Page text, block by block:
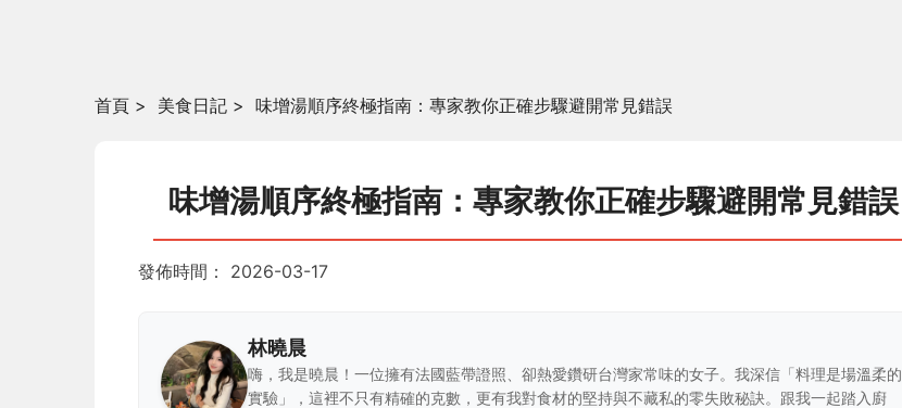
首頁 > 美食日記 > 味增湯順序終極指南：專家教你正確步驟避開常見錯誤
味增湯順序終極指南：專家教你正確步驟避開常見錯誤
發佈時間： 2026-03-17
林曉晨
嗨，我是曉晨！一位擁有法國藍帶證照、卻熱愛鑽研台灣家常味的女子。我深信「料理是場溫柔的
實驗」，這裡不只有精確的克數，更有我對食材的堅持與不藏私的零失敗秘訣。跟我一起踏入廚